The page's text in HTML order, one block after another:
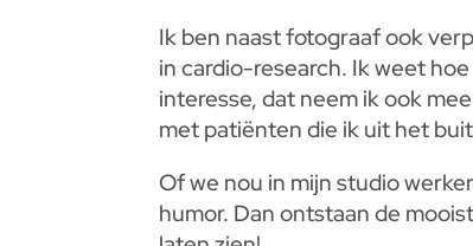
Ik ben naast fotograaf ook
in cardio-research. Ik weet
interesse, dat neem ik ook
met patiënten die ik uit het
Of we nou in mijn studio
humor. Dan ontstaan de